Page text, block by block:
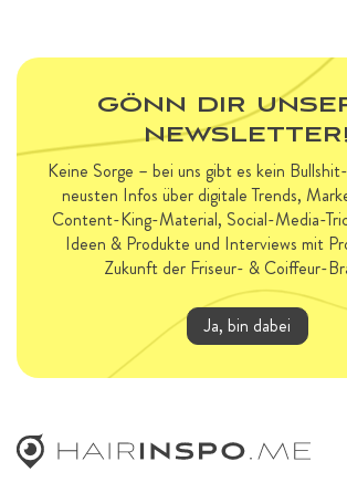
GÖNN DIR
NEWSLETTER!
Keine Sorge – bei uns gibt es kein
neusten Infos über digitale Trends,
Content-King-Material, Social-Media-
Ideen & Produkte und Interviews mit
Zukunft der Friseur- & Coiffeur-
Ja, bin dabei